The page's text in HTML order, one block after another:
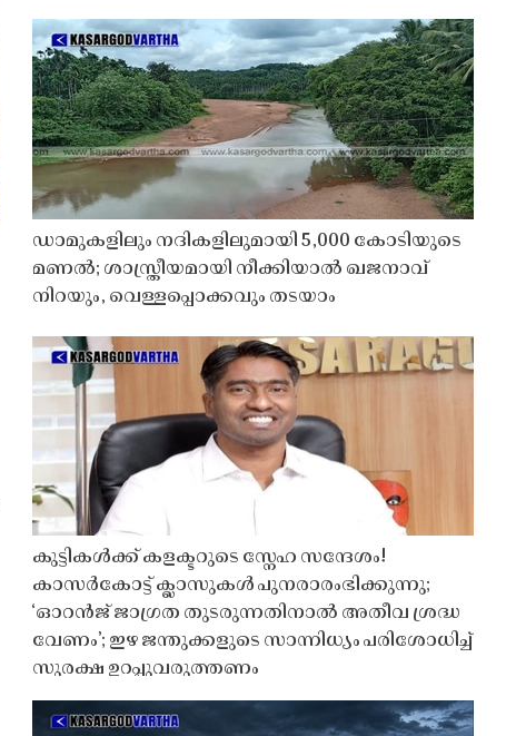
ഡാമുകളിലും നദികളിലുമായി 5,000 കോടിയുടെ
മണൽ; ശാസ്ത്രീയമായി നീക്കിയാൽ ഖജനാവ്
നിറയും, വെള്ളപ്പൊക്കവും തടയാം
കുട്ടികൾക്ക് കളക്ടറുടെ സ്നേഹ സന്ദേശം!
കാസർകോട്ട് ക്ലാസുകൾ പുനരാരംഭിക്കുന്നു;
‘ഓറൻജ് ജാഗ്രത തുടരുന്നതിനാൽ അതീവ ശ്രദ്ധ
വേണം’; ഇഴ ജന്തുക്കളുടെ സാന്നിധ്യം പരിശോധിച്ച്
സുരക്ഷ ഉറപ്പുവരുത്തണം